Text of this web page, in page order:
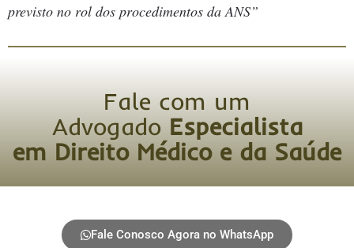
previsto no rol dos procedimentos da ANS”
Fale com um
Advogado Especialista
em Direito Médico e da Saúde
Fale Conosco Agora no WhatsApp